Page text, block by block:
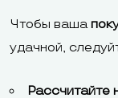
Чтобы ваша
удачной,
Рассчитайте